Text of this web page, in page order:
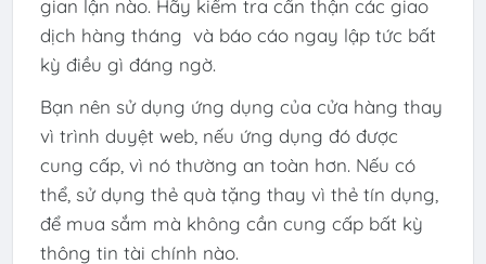
gian lận nào. Hãy kiểm tra cẩn thận các giao
dịch hàng tháng và báo cáo ngay lập tức bất
kỳ điều gì đáng ngờ.
Bạn nên sử dụng ứng dụng của cửa hàng thay
vì trình duyệt web, nếu ứng dụng đó được
cung cấp, vì nó thường an toàn hơn. Nếu có
thể, sử dụng thẻ quà tặng thay vì thẻ tín dụng,
để mua sắm mà không cần cung cấp bất kỳ
thông tin tài chính nào.